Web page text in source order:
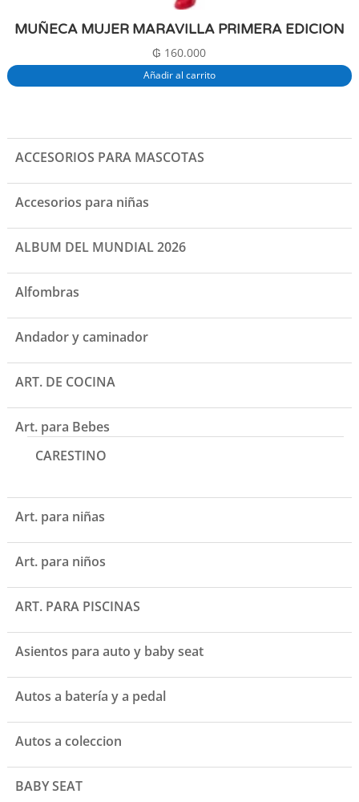
MUÑECA MUJER MARAVILLA PRIMERA EDICION
₲ 160.000
Añadir al carrito
ACCESORIOS PARA MASCOTAS
Accesorios para niñas
ALBUM DEL MUNDIAL 2026
Alfombras
Andador y caminador
ART. DE COCINA
Art. para Bebes
CARESTINO
Art. para niñas
Art. para niños
ART. PARA PISCINAS
Asientos para auto y baby seat
Autos a batería y a pedal
Autos a coleccion
BABY SEAT